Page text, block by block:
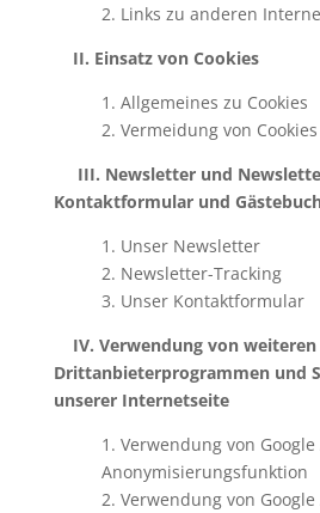
2. Links zu anderen
II. Einsatz von Cookies
1. Allgemeines zu Cookies
2. Vermeidung von Cookies
III. Newsletter und
Kontaktformular und
1. Unser Newsletter
2. Newsletter-Tracking
3. Unser Kontaktformular
IV. Verwendung von weiteren
Drittanbieterprogrammen und
unserer Internetseite
1. Verwendung von
Anonymisierungsfunktion
2. Verwendung von